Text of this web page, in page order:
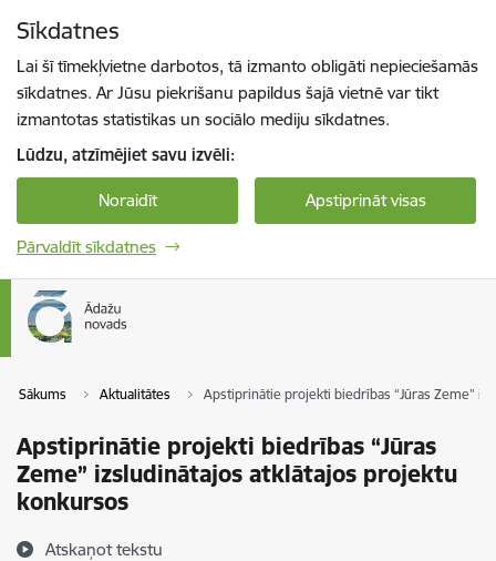
Sīkdatnes
Lai šī tīmekļvietne darbotos, tā izmanto obligāti nepieciešamās
sīkdatnes. Ar Jūsu piekrišanu papildus šajā vietnē var tikt
izmantotas statistikas un sociālo mediju sīkdatnes.
Lūdzu, atzīmējiet savu izvēli:
Noraidīt Apstiprināt visas
Pārvaldīt sīkdatnes
Sākums Aktualitātes Apstiprinātie projekti biedrības “Jūras Zeme”
Apstiprinātie projekti biedrības “Jūras
Zeme” izsludinātajos atklātajos projektu
konkursos
Atskaņot tekstu